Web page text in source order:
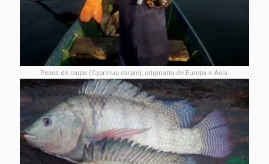
Pesca de carpa (Cyprinus carpio), originaria de Europa e Asia.